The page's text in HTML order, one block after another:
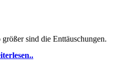
sind die Enttäuschungen.